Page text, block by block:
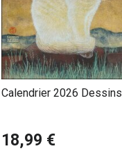
Calendrier 2026
18,99 €